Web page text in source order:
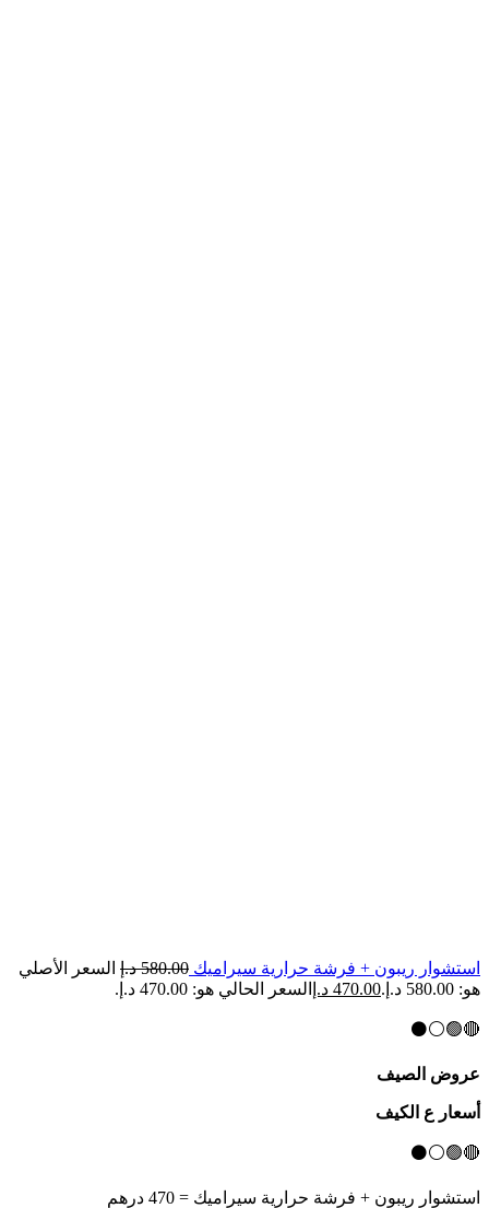
استشوار ريبون + فرشة حرارية سيراميك 580.00 د.إ السعر الأصلي
هو: 580.00 د.إ.
470.00 د.إ السعر الحالي هو: 470.00 د.إ.
🔴🟢⚪⚫
عروض الصيف
أسعار ع الكيف
🔴🟢⚪⚫
استشوار ريبون + فرشة حرارية سيراميك = 470 درهم